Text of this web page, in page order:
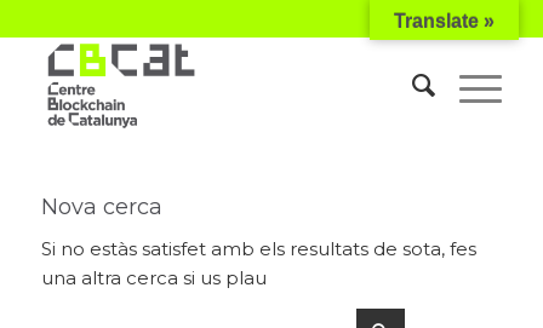
Nova cerca
Si no estàs satisfet amb els resultats de sota, fes
una altra cerca si us plau
Translate »